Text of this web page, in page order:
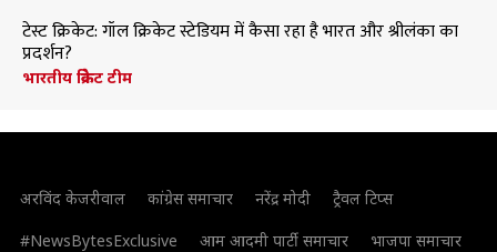
टेस्ट क्रिकेट: गॉल क्रिकेट स्टेडियम में कैसा रहा है भारत और श्रीलंका का
प्रदर्शन?
भारतीय क्रिकेट टीम
अरविंद केजरीवाल कांग्रेस समाचार नरेंद्र मोदी
ट्रैवल टिप्स
#NewsBytesExclusive
आम आदमी पार्टी समाचार
भाजपा समाचार